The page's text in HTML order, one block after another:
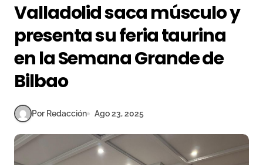
Valladolid saca músculo y
presenta su feria taurina
en la Semana Grande de
Bilbao
Por Redacción Ago 23, 2025